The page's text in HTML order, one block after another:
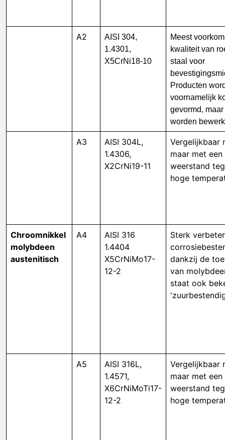
A2
AISI 304,
1.4301,
X5CrNi18-10
Meest
kwaliteit van
staal voor
Producten
voornamelijk
gevormd,
worden
A3
AISI 304L,
1.4306,
X2CrNi19-11
Vergelijkbaar
maar met
weerstand
hoge
Chroomnikkel
molybdeen
austenitisch
A4
AISI 316
1.4404
X5CrNiMo17-
12-2
Sterk
dankzij de
van
staat ook
A5
AISI 316L,
1.4571,
X6CrNiMoTi17-
12-2
Vergelijkbaar
maar met
weerstand
hoge